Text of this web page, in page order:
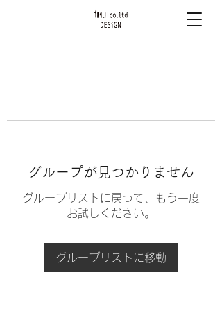
グループが見つかりません
グループリストに戻って、もう一度
お試しください。
グループリストに移動